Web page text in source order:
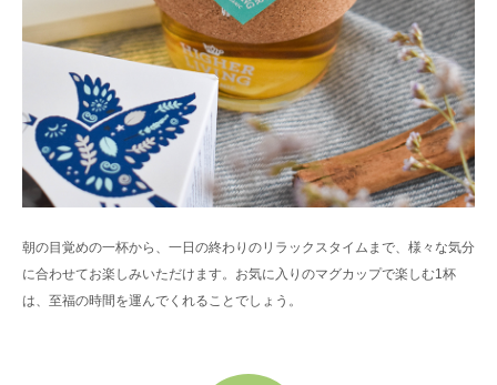
朝の目覚めの一杯から、一日の終わりのリラックスタイムまで、様々な気分
に合わせてお楽しみいただけます。お気に入りのマグカップで楽しむ1杯
は、至福の時間を運んでくれることでしょう。